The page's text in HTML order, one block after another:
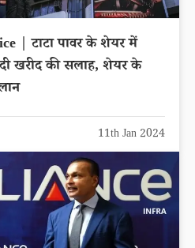
| टाटा पावर के शेयर में
खरीद की सलाह, शेयर के
11th Jan 2024